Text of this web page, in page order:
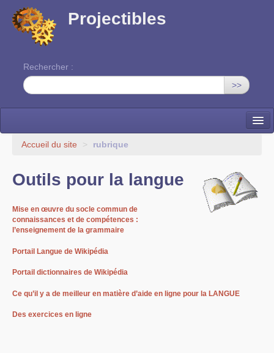
Projectibles
Rechercher :
>>
La ruche
EDITO
Accueil du site > rubrique
Outils pour la langue
Mise en œuvre du socle commun de
connaissances et de compétences :
l’enseignement de la grammaire
Portail Langue de Wikipédia
Portail dictionnaires de Wikipédia
Ce qu’il y a de meilleur en matière d’aide en ligne pour la LANGUE
Des exercices en ligne